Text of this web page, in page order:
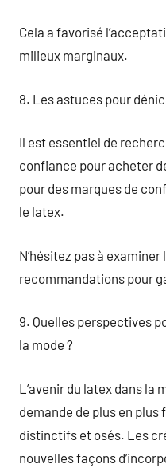
Cela a favorisé
milieux marginaux.
8. Les astuces pour
Il est essentiel de
confiance pour acheter
pour des marques de
le latex.
N’hésitez pas à
recommandations pour
9. Quelles perspectives
la mode ?
L’avenir du latex dans la
demande de plus en
distinctifs et osés. Les
nouvelles façons